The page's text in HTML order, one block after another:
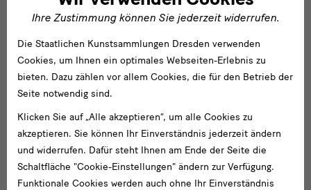
Ihre Zustimmung können Sie jederzeit widerrufen.
Die Staatlichen Kunstsammlungen Dresden verwenden
Cookies, um Ihnen ein optimales Webseiten-Erlebnis zu
bieten. Dazu zählen vor allem Cookies, die für den Betrieb der
Seite notwendig sind.
Klicken Sie auf „Alle akzeptieren“, um alle Cookies zu
akzeptieren. Sie können Ihr Einverständnis jederzeit ändern
und widerrufen. Dafür steht Ihnen am Ende der Seite die
Schaltfläche "Cookie-Einstellungen" ändern zur Verfügung.
Funktionale Cookies werden auch ohne Ihr Einverständnis